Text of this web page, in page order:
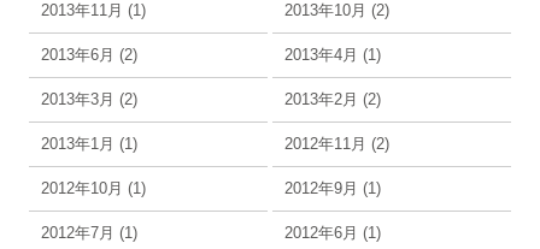
2013年11月 (1) 2013年10月 (2)
2013年6月 (2) 2013年4月 (1)
2013年3月 (2) 2013年2月 (2)
2013年1月 (1) 2012年11月 (2)
2012年10月 (1) 2012年9月 (1)
2012年7月 (1) 2012年6月 (1)